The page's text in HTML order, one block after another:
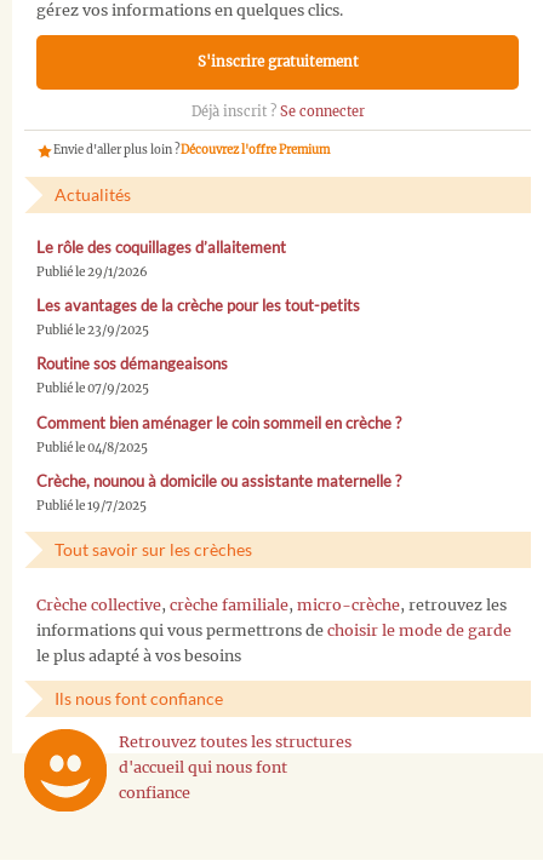
gérez vos informations en quelques clics.
S'inscrire gratuitement
Déjà inscrit ? Se connecter
Envie d'aller plus loin ?Découvrez l'offre Premium
Actualités
Le rôle des coquillages d’allaitement
Publié le 29/1/2026
Les avantages de la crèche pour les tout-petits
Publié le 23/9/2025
Routine sos démangeaisons
Publié le 07/9/2025
Comment bien aménager le coin sommeil en crèche ?
Publié le 04/8/2025
Crèche, nounou à domicile ou assistante maternelle ?
Publié le 19/7/2025
Tout savoir sur les crèches
Crèche collective, crèche familiale, micro-crèche, retrouvez les
informations qui vous permettrons de choisir le mode de garde
le plus adapté à vos besoins
Ils nous font confiance
Retrouvez toutes les structures
d'accueil qui nous font
confiance